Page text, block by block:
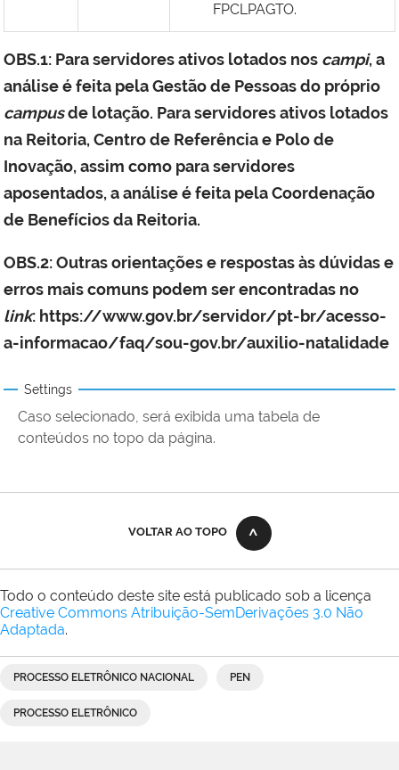
FPCLPAGTO.
OBS.1: Para servidores ativos lotados nos campi, a
análise é feita pela Gestão de Pessoas do próprio
campusde lotação. Para servidores ativos lotados
na Reitoria, Centro de Referência e Polo de
Inovação, assim como para servidores
aposentados, a análise é feita pela Coordenação
de Benefícios da Reitoria.
OBS.2: Outras orientações e respostas às dúvidas e
erros mais comuns podem ser encontradas no
link: https://www.gov.br/servidor/pt-br/acesso-
a-informacao/faq/sou-gov.br/auxilio-natalidade
Settings
Caso selecionado, será exibida uma tabela de
conteúdos no topo da página.
VOLTAR AO TOPO
Todo o conteúdo deste site está publicado sob a licença
Creative Commons Atribuição-SemDerivações 3.0 Não
Adaptada.
PROCESSO ELETRÔNICO NACIONAL PEN
PROCESSO ELETRÔNICO